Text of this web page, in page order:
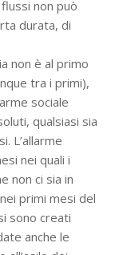
non può
durata, di
non è al primo
tra i primi),
sociale
qualsiasi sia
L’allarme
nei quali i
non ci sia in
primi mesi del
sono creati
anche le